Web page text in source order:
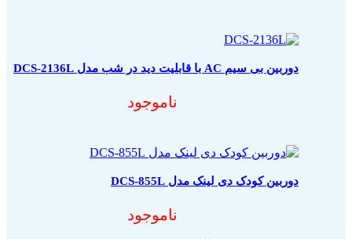
دوربین بی سیم AC با قابلیت دید در شب مدل DCS-2136L
ناموجود
دوربین کودک دی لینک مدل DCS-855L
ناموجود